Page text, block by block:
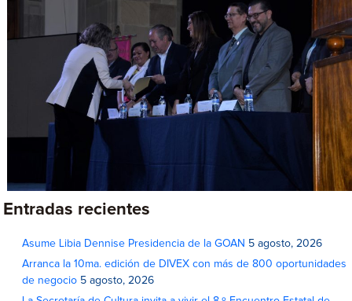
Entradas recientes
Asume Libia Dennise Presidencia de la GOAN 5 agosto, 2026
Arranca la 10ma. edición de DIVEX con más de 800 oportunidades
de negocio 5 agosto, 2026